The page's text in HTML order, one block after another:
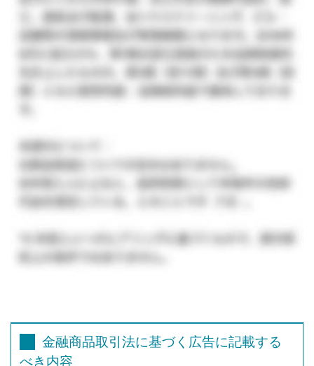
金融商品取引法に基づく広告に記載する
べき内容